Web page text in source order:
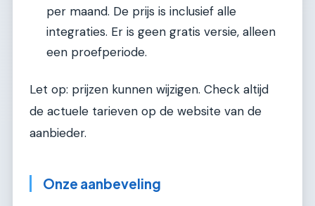
per maand. De prijs is inclusief alle
integraties. Er is geen gratis versie, alleen
een proefperiode.
Let op: prijzen kunnen wijzigen. Check altijd
de actuele tarieven op de website van de
aanbieder.
Onze aanbeveling